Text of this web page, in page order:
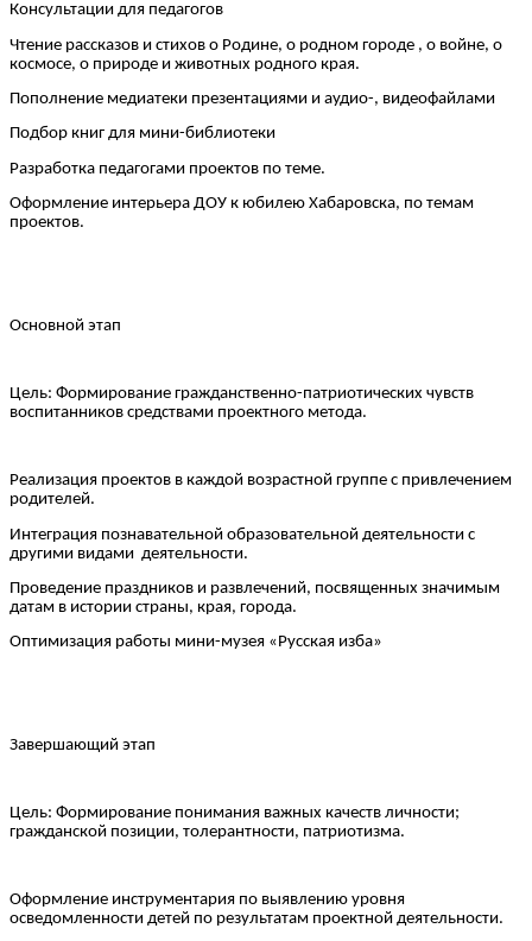
Консультации для педагогов
Чтение рассказов и стихов о Родине, о родном городе , о войне, о
космосе, о природе и животных родного края.
Пополнение медиатеки презентациями и аудио-, видеофайлами
Подбор книг для мини-библиотеки
Разработка педагогами проектов по теме.
Оформление интерьера ДОУ к юбилею Хабаровска, по темам
проектов.
Основной этап
Цель: Формирование гражданственно-патриотических чувств
воспитанников средствами проектного метода.
Реализация проектов в каждой возрастной группе с привлечением
родителей.
Интеграция познавательной образовательной деятельности с
другими видами деятельности.
Проведение праздников и развлечений, посвященных значимым
датам в истории страны, края, города.
Оптимизация работы мини-музея «Русская изба»
Завершающий этап
Цель: Формирование понимания важных качеств личности;
гражданской позиции, толерантности, патриотизма.
Оформление инструментария по выявлению уровня
осведомленности детей по результатам проектной деятельности.